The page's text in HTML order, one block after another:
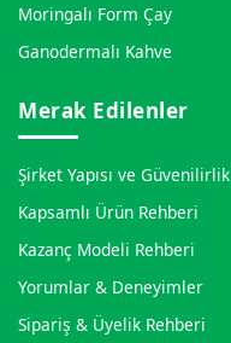
Moringalı Form Çay
Ganodermalı Kahve
Merak Edilenler
Şirket Yapısı ve Güvenilirlik
Kapsamlı Ürün Rehberi
Kazanç Modeli Rehberi
Yorumlar & Deneyimler
Sipariş & Üyelik Rehberi